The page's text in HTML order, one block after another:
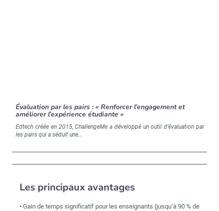
Évaluation par les pairs : « Renforcer l’engagement et
améliorer l’expérience étudiante »
Edtech créée en 2015, ChallengeMe a développé un outil d’évaluation par
les pairs qui a séduit une…
Les principaux avantages
• Gain de temps significatif pour les enseignants (jusqu’à 90 % de